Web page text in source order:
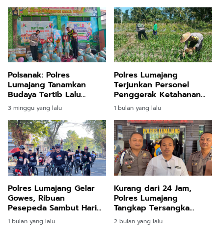
Polsanak: Polres
Lumajang Tanamkan
Budaya Tertib Lalu
Lintas kepada Anak
Sejak Usia Dini
3 minggu yang lalu
Polres Lumajang
Terjunkan Personel
Penggerak Ketahanan
Pangan Dampingi Warga
1 bulan yang lalu
Polres Lumajang Gelar
Gowes, Ribuan
Pesepeda Sambut Hari
Bhayangkara ke - 80
1 bulan yang lalu
Kurang dari 24 Jam,
Polres Lumajang
Tangkap Tersangka
Pencuri Baterai Tower
Antar-Kota
2 bulan yang lalu